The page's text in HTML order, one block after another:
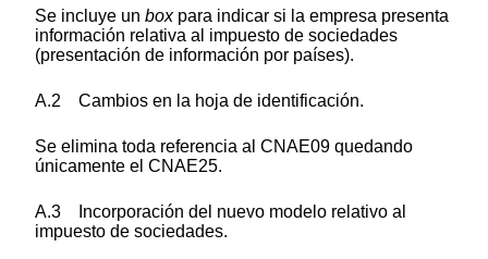
Se incluye un boxpara indicar si la empresa presenta
información relativa al impuesto de sociedades
(presentación de información por países).
A.2 Cambios en la hoja de identificación.
Se elimina toda referencia al CNAE09 quedando
únicamente el CNAE25.
A.3 Incorporación del nuevo modelo relativo al
impuesto de sociedades.